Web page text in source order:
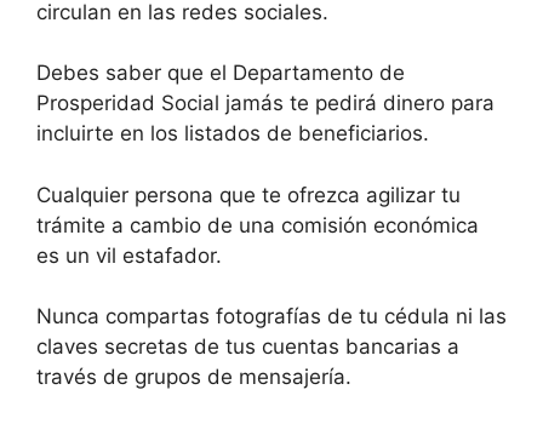
circulan en las redes sociales.
Debes saber que el Departamento de
Prosperidad Social jamás te pedirá dinero para
incluirte en los listados de beneficiarios.
Cualquier persona que te ofrezca agilizar tu
trámite a cambio de una comisión económica
es un vil estafador.
Nunca compartas fotografías de tu cédula ni las
claves secretas de tus cuentas bancarias a
través de grupos de mensajería.